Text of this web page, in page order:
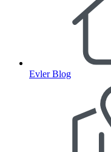
Evler Blog